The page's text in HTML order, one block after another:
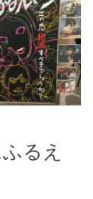
るえ